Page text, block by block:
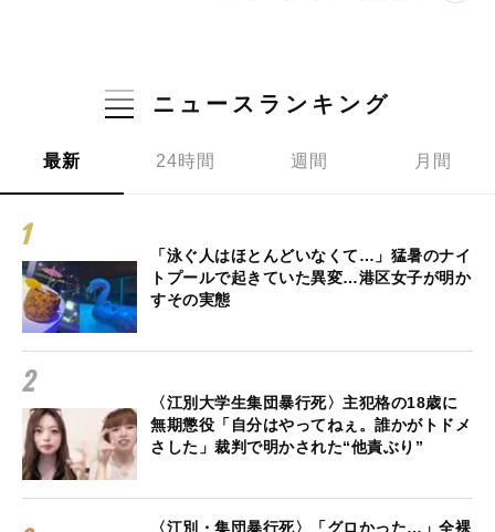
ニュースランキング
最新 24時間 週間 月間
「泳ぐ人はほとんどいなくて…」猛暑のナイ
トプールで起きていた異変…港区女子が明か
すその実態
〈江別大学生集団暴行死〉主犯格の18歳に
無期懲役「自分はやってねぇ。誰かがトドメ
さした」裁判で明かされた“他責ぶり”
〈江別・集団暴行死〉「グロかった…」全裸